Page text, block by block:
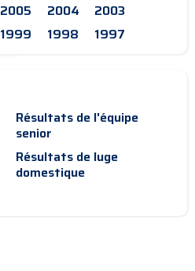
2005 2004
2003
1999 1998 1997
Résultats de l'équipe
senior
Résultats de luge
domestique